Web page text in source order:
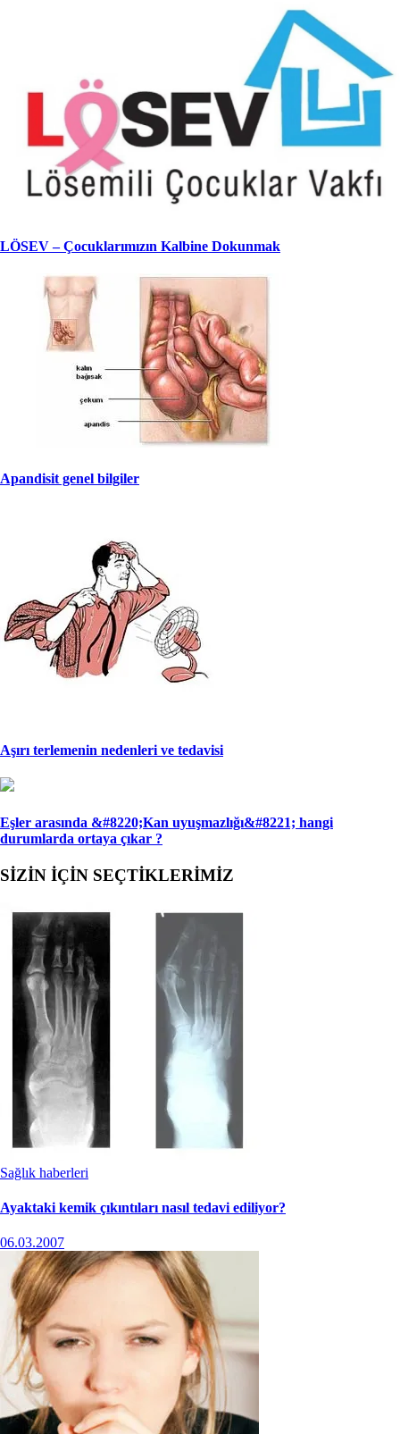
LÖSEV – Çocuklarımızın Kalbine Dokunmak
Apandisit genel bilgiler
Aşırı terlemenin nedenleri ve tedavisi
Eşler arasında &#8220;Kan uyuşmazlığı&#8221; han­gi
durumlarda ortaya çıkar ?
SİZİN İÇİN SEÇTİKLERİMİZ
Sağlık haberleri
Ayaktaki kemik çıkıntıları nasıl tedavi ediliyor?
06.03.2007